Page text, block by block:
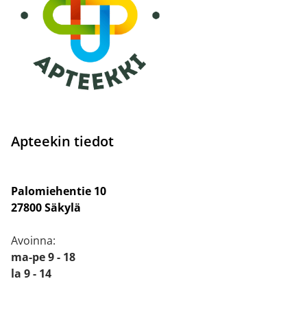
Apteekin tiedot
Palomiehentie 10
27800 Säkylä
Avoinna:
ma-pe 9 - 18
la 9 - 14